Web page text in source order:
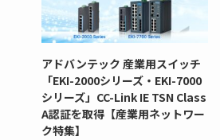
アドバンテック 産業用スイッチ
「EKI-2000シリーズ・EKI-7000
シリーズ」CC-Link IE TSN Class
A認証を取得【産業用ネットワー
ク特集】